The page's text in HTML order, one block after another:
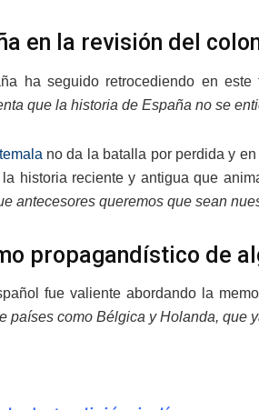
en la revisión del
ha seguido retrocediendo en este
que la historia de España no se
no da la batalla por perdida y
historia reciente y antigua que
antecesores queremos que sean
propagandístico de
fue valiente abordando la
países como Bélgica y Holanda, que